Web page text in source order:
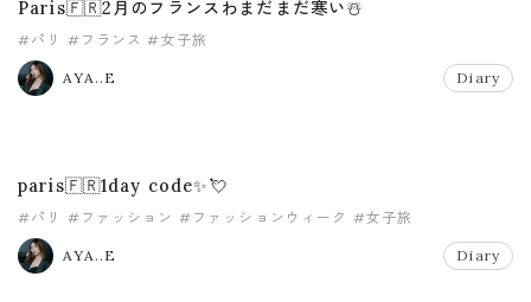
Paris🇫🇷2月のフランスわまだまだ寒い☃️
#パリ #フランス #女子旅
AYA..E Diary
paris🇫🇷1day code✨💘
#パリ #ファッション #ファッションウィーク #女子旅
AYA..E Diary